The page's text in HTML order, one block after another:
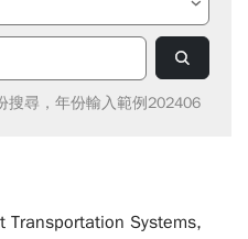
搜尋，年份輸入範例202406
Transportation Systems,